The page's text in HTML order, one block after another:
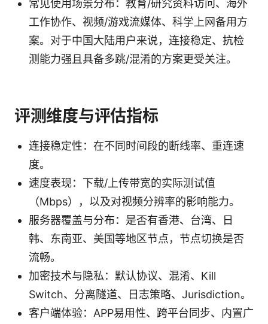
常见使用场景分布：教育/研究资料访问、海外
工作协作、视频/游戏流媒体、科学上网备用方
案。对于中国大陆用户来说，连接稳定、抗检
测能力强且具备多跳/混淆的方案更受关注。
评测维度与评估指标
连接稳定性：在不同时间段的断线率、重连速
度。
速度表现：下载/上传带宽的实际测试值
（Mbps），以及对视频分辨率的影响能力。
服务器覆盖与分布：是否有香港、台湾、日
韩、东南亚、美国等地区节点，节点切换是否
流畅。
加密技术与隐私：默认协议、混淆、Kill
Switch、分离隧道、日志策略、Jurisdiction。
客户端体验：APP易用性、跨平台同步、内置广